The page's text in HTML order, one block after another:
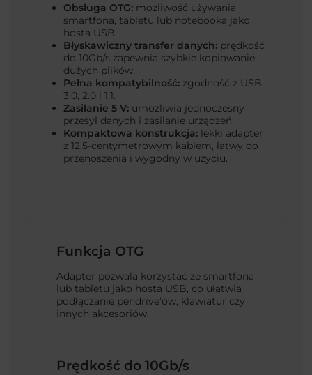
Obsługa OTG: możliwość używania
smartfona, tabletu lub notebooka jako
hosta USB.
Błyskawiczny transfer danych: prędkość
do 10Gb/s zapewnia szybkie kopiowanie
dużych plików.
Pełna kompatybilność: zgodność z USB
3.0, 2.0 i 1.1.
Zasilanie 5 V: umożliwia jednoczesny
przesył danych i zasilanie urządzeń.
Kompaktowa konstrukcja: lekki adapter
z 12,5-centymetrowym kablem, łatwy do
przenoszenia i wygodny w użyciu.
Funkcja OTG
Adapter pozwala korzystać ze smartfona
lub tabletu jako hosta USB, co ułatwia
podłączanie pendrive’ów, klawiatur czy
innych akcesoriów.
Prędkość do 10Gb/s